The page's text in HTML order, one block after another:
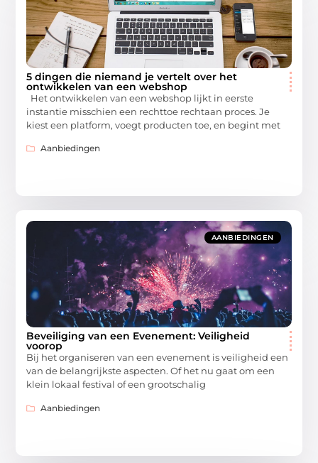
5 dingen die niemand je vertelt over het
ontwikkelen van een webshop
Het ontwikkelen van een webshop lijkt in eerste
instantie misschien een rechttoe rechtaan proces. Je
kiest een platform, voegt producten toe, en begint met
Aanbiedingen
AANBIEDINGEN
Beveiliging van een Evenement: Veiligheid
voorop
Bij het organiseren van een evenement is veiligheid een
van de belangrijkste aspecten. Of het nu gaat om een
klein lokaal festival of een grootschalig
Aanbiedingen